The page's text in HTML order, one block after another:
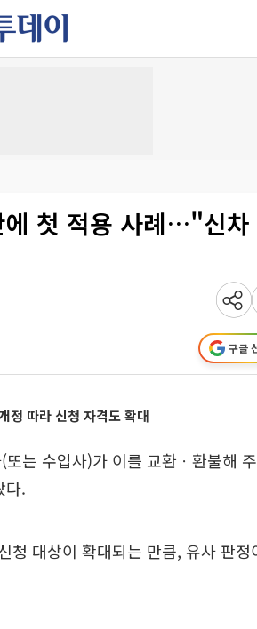
에 첫 적용 사례…"신차
구글
정 따라 신청 자격도 확대
는 수입사)가 이를 교환ㆍ환불해
다.
청 대상이 확대되는 만큼, 유사 판정